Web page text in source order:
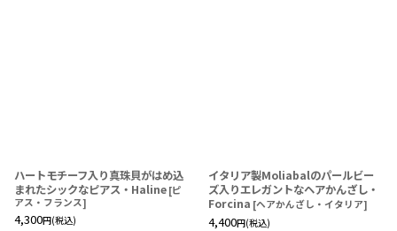
ハートモチーフ入り真珠貝がはめ込
まれたシックなピアス・Haline [ピ
アス・フランス]
4,300円(税込)
イタリア製Moliabalのパールビー
ズ入りエレガントなヘアかんざし・
Forcina [ヘアかんざし・イタリア]
4,400円(税込)